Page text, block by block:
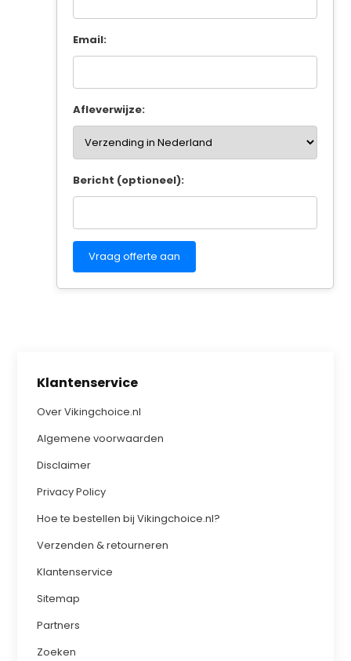
Klantenservice
Over Vikingchoice.nl
Algemene voorwaarden
Disclaimer
Privacy Policy
Hoe te bestellen bij Vikingchoice.nl?
Verzenden & retourneren
Klantenservice
Sitemap
Partners
Zoeken
Email:
Afleverwijze:
Bericht (optioneel):